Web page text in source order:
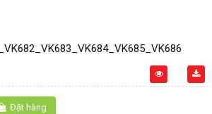
Đặt hàng